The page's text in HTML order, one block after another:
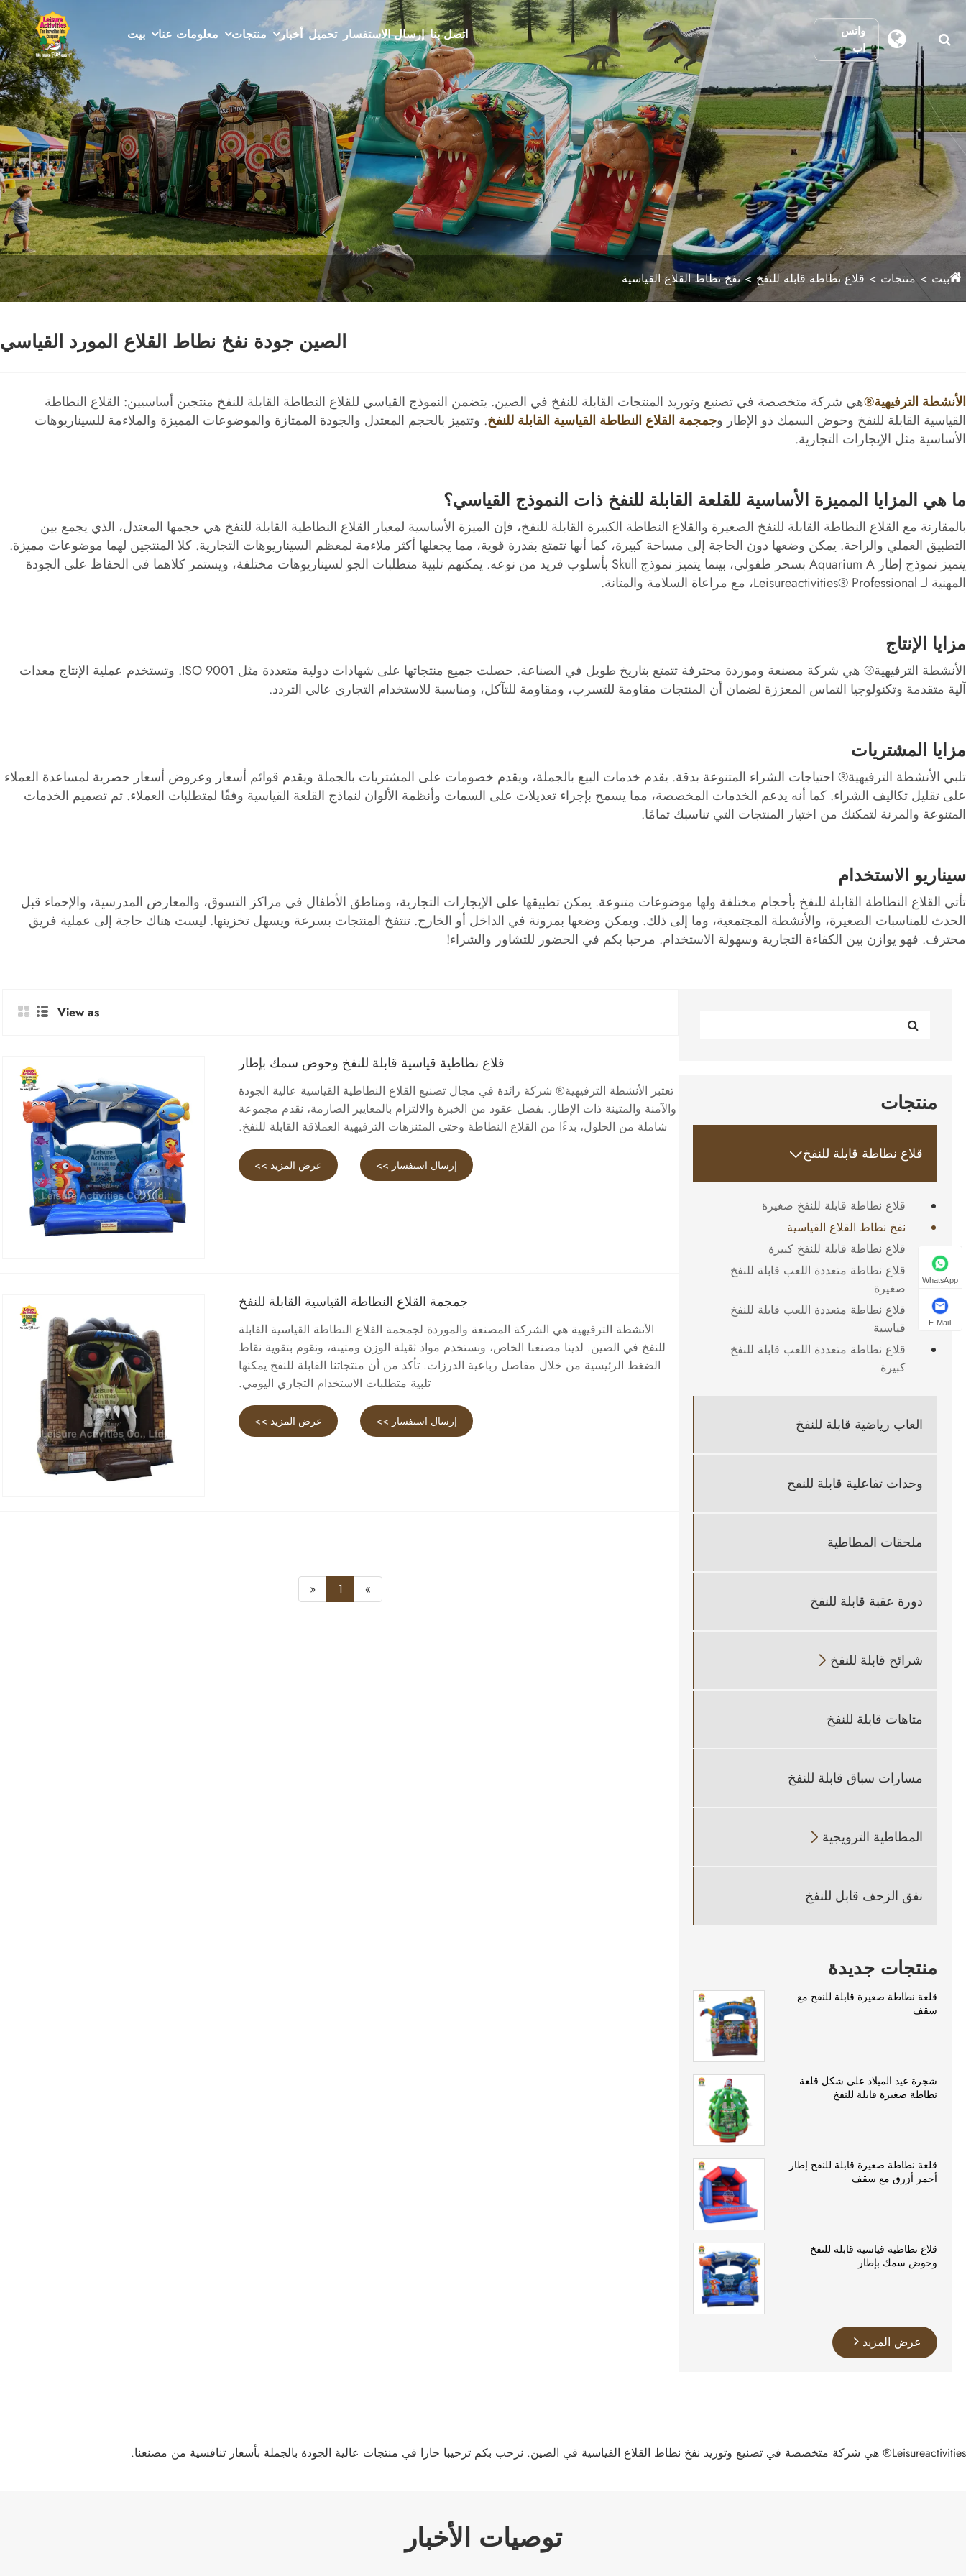
واتس
اب
بيت معلومات عنا منتجات أخبار تحميل إرسال الاستفسار اتصل بنا
بيت منتجات قلاع نطاطة قابلة للنفخ نفخ نطاط القلاع القياسية
الصين جودة نفخ نطاط القلاع المورد القياسي
الأنشطة الترفيهية®هي شركة متخصصة في تصنيع وتوريد المنتجات القابلة للنفخ في الصين. يتضمن النموذج القياسي للقلاع النطاطة القابلة للنفخ منتجين أساسيين: القلاع النطاطة
القياسية القابلة للنفخ وحوض السمك ذو الإطار وجمجمة القلاع النطاطة القياسية القابلة للنفخ. وتتميز بالحجم المعتدل والجودة الممتازة والموضوعات المميزة والملاءمة للسيناريوهات
الأساسية مثل الإيجارات التجارية.
ما هي المزايا المميزة الأساسية للقلعة القابلة للنفخ ذات النموذج القياسي؟
بالمقارنة مع القلاع النطاطة القابلة للنفخ الصغيرة والقلاع النطاطة الكبيرة القابلة للنفخ، فإن الميزة الأساسية لمعيار القلاع النطاطية القابلة للنفخ هي حجمها المعتدل، الذي يجمع بين
التطبيق العملي والراحة. يمكن وضعها دون الحاجة إلى مساحة كبيرة، كما أنها تتمتع بقدرة قوية، مما يجعلها أكثر ملاءمة لمعظم السيناريوهات التجارية. كلا المنتجين لهما موضوعات مميزة.
يتميز نموذج إطار Aquarium A بسحر طفولي، بينما يتميز نموذج Skull بأسلوب فريد من نوعه. يمكنهم تلبية متطلبات الجو لسيناريوهات مختلفة، ويستمر كلاهما في الحفاظ على الجودة
المهنية لـ Leisureactivities® Professional، مع مراعاة السلامة والمتانة.
مزايا الإنتاج
الأنشطة الترفيهية® هي شركة مصنعة وموردة محترفة تتمتع بتاريخ طويل في الصناعة. حصلت جميع منتجاتها على شهادات دولية متعددة مثل ISO 9001. وتستخدم عملية الإنتاج معدات
آلية متقدمة وتكنولوجيا التماس المعززة لضمان أن المنتجات مقاومة للتسرب، ومقاومة للتآكل، ومناسبة للاستخدام التجاري عالي التردد.
مزايا المشتريات
تلبي الأنشطة الترفيهية® احتياجات الشراء المتنوعة بدقة. يقدم خدمات البيع بالجملة، ويقدم خصومات على المشتريات بالجملة ويقدم قوائم أسعار وعروض أسعار حصرية لمساعدة العملاء
على تقليل تكاليف الشراء. كما أنه يدعم الخدمات المخصصة، مما يسمح بإجراء تعديلات على السمات وأنظمة الألوان لنماذج القلعة القياسية وفقًا لمتطلبات العملاء. تم تصميم الخدمات
المتنوعة والمرنة لتمكنك من اختيار المنتجات التي تناسبك تمامًا.
سيناريو الاستخدام
تأتي القلاع النطاطة القابلة للنفخ بأحجام مختلفة ولها موضوعات متنوعة. يمكن تطبيقها على الإيجارات التجارية، ومناطق الأطفال في مراكز التسوق، والمعارض المدرسية، والإحماء قبل
الحدث للمناسبات الصغيرة، والأنشطة المجتمعية، وما إلى ذلك. ويمكن وضعها بمرونة في الداخل أو الخارج. تنتفخ المنتجات بسرعة ويسهل تخزينها. ليست هناك حاجة إلى عملية فريق
محترف. فهو يوازن بين الكفاءة التجارية وسهولة الاستخدام. مرحبا بكم في الحضور للتشاور والشراء!
منتجات
قلاع نطاطة قابلة للنفخ
قلاع نطاطة قابلة للنفخ صغيرة
نفخ نطاط القلاع القياسية
قلاع نطاطة قابلة للنفخ كبيرة
قلاع نطاطة متعددة اللعب قابلة للنفخ
صغيرة
قلاع نطاطة متعددة اللعب قابلة للنفخ
قياسية
قلاع نطاطة متعددة اللعب قابلة للنفخ
كبيرة
العاب رياضية قابلة للنفخ
وحدات تفاعلية قابلة للنفخ
ملحقات المطاطية
دورة عقبة قابلة للنفخ
شرائح قابلة للنفخ 
متاهات قابلة للنفخ
مسارات سباق قابلة للنفخ
المطاطية الترويجية 
نفق الزحف قابل للنفخ
منتجات جديدة
قلعة نطاطة صغيرة قابلة للنفخ مع
سقف
شجرة عيد الميلاد على شكل قلعة
نطاطة صغيرة قابلة للنفخ
قلعة نطاطة صغيرة قابلة للنفخ إطار
أحمر أزرق مع سقف
قلاع نطاطية قياسية قابلة للنفخ
وحوض سمك بإطار
عرض المزيد
View as
قلاع نطاطية قياسية قابلة للنفخ وحوض سمك بإطار
تعتبر الأنشطة الترفيهية® شركة رائدة في مجال تصنيع القلاع النطاطية القياسية عالية الجودة
والآمنة والمتينة ذات الإطار. بفضل عقود من الخبرة والالتزام بالمعايير الصارمة، نقدم مجموعة
شاملة من الحلول، بدءًا من القلاع النطاطة وحتى المتنزهات الترفيهية العملاقة القابلة للنفخ.
عرض المزيد >> إرسال استفسار >>
جمجمة القلاع النطاطة القياسية القابلة للنفخ
الأنشطة الترفيهية هي الشركة المصنعة والموردة لجمجمة القلاع النطاطة القياسية القابلة
للنفخ في الصين. لدينا مصنعنا الخاص، ونستخدم مواد ثقيلة الوزن ومتينة، ونقوم بتقوية نقاط
الضغط الرئيسية من خلال مفاصل رباعية الدرزات. تأكد من أن منتجاتنا القابلة للنفخ يمكنها
تلبية متطلبات الاستخدام التجاري اليومي.
عرض المزيد >> إرسال استفسار >>
« 1 »
Leisureactivities® هي شركة متخصصة في تصنيع وتوريد نفخ نطاط القلاع القياسية في الصين. نرحب بكم ترحيبا حارا في منتجات عالية الجودة بالجملة بأسعار تنافسية من مصنعنا.
توصيات الأخبار
WhatsApp
E-Mail